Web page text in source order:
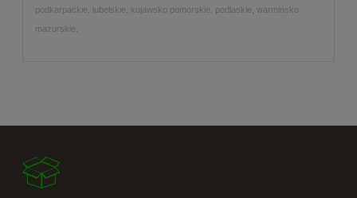
podkarpackie, lubelskie, kujawsko pomorskie, podlaskie, warmińsko
mazurskie.